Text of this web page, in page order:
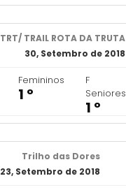
TRT/ TRAIL ROTA DA TRUTA
30, Setembro de 2018
Femininos
1 º
F
Seniores
1 º
Trilho das Dores
23, Setembro de 2018